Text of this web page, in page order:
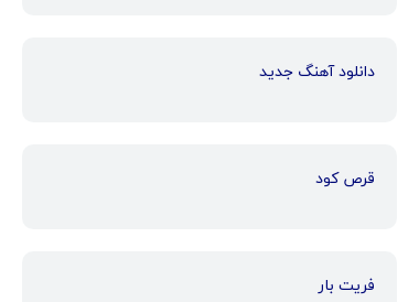
دانلود آهنگ جدید
قرص کود
فریت بار